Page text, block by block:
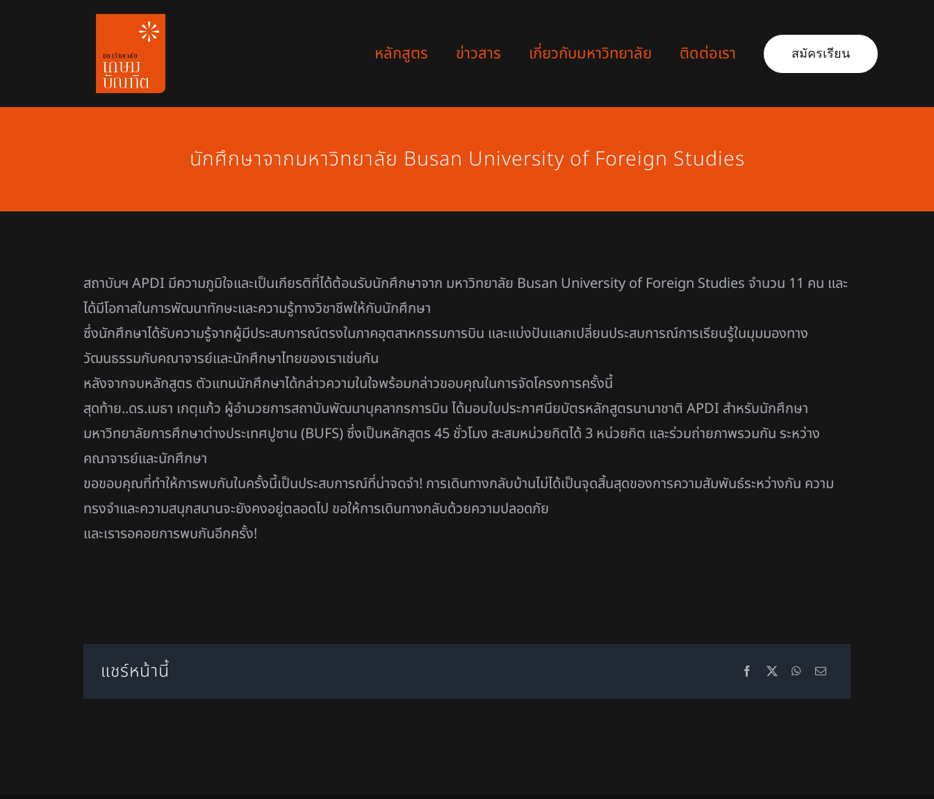
หลักสูตร ข่าวสาร เกี่ยวกับมหาวิทยาลัย ติดต่อเรา สมัครเรียน
นักศึกษาจากมหาวิทยาลัย Busan University of Foreign Studies
สถาบันฯ APDI มีความภูมิใจและเป็นเกียรติที่ได้ต้อนรับนักศึกษาจาก มหาวิทยาลัย Busan University of Foreign Studies จำนวน 11 คน และ
ได้มีโอกาสในการพัฒนาทักษะและความรู้ทางวิชาชีพให้กับนักศึกษา
ซึ่งนักศึกษาได้รับความรู้จากผู้มีประสบการณ์ตรงในภาคอุตสาหกรรมการบิน และแบ่งปันแลกเปลี่ยนประสบการณ์การเรียนรู้ในมุมมองทาง
วัฒนธรรมกับคณาจารย์และนักศึกษาไทยของเราเช่นกัน
หลังจากจบหลักสูตร ตัวแทนนักศึกษาได้กล่าวความในใจพร้อมกล่าวขอบคุณในการจัดโครงการครั้งนี้
สุดท้าย..ดร.เมธา เกตุแก้ว ผู้อำนวยการสถาบันพัฒนาบุคลากรการบิน ได้มอบใบประกาศนียบัตรหลักสูตรนานาชาติ APDI สำหรับนักศึกษา
มหาวิทยาลัยการศึกษาต่างประเทศปูซาน (BUFS) ซึ่งเป็นหลักสูตร 45 ชั่วโมง สะสมหน่วยกิตได้ 3 หน่วยกิต และร่วมถ่ายภาพรวมกัน ระหว่าง
คณาจารย์และนักศึกษา
ขอขอบคุณที่ทำให้การพบกันในครั้งนี้เป็นประสบการณ์ที่น่าจดจำ! การเดินทางกลับบ้านไม่ได้เป็นจุดสิ้นสุดของการความสัมพันธ์ระหว่างกัน ความ
ทรงจำและความสนุกสนานจะยังคงอยู่ตลอดไป ขอให้การเดินทางกลับด้วยความปลอดภัย
และเรารอคอยการพบกันอีกครั้ง!
แชร์หน้านี้